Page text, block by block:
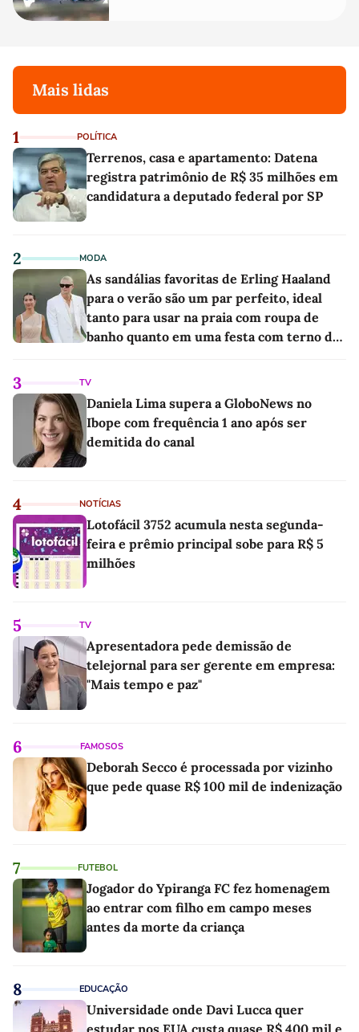
Mais lidas
1 POLÍTICA
Terrenos, casa e apartamento: Datena
registra patrimônio de R$ 35 milhões em
candidatura a deputado federal por SP
2 MODA
As sandálias favoritas de Erling Haaland
para o verão são um par perfeito, ideal
tanto para usar na praia com roupa de
banho quanto em uma festa com terno de
3 TV
Daniela Lima supera a GloboNews no
Ibope com frequência 1 ano após ser
demitida do canal
4 NOTÍCIAS
Lotofácil 3752 acumula nesta segunda-
feira e prêmio principal sobe para R$ 5
milhões
5 TV
Apresentadora pede demissão de
telejornal para ser gerente em empresa:
"Mais tempo e paz"
6 FAMOSOS
Deborah Secco é processada por vizinho
que pede quase R$ 100 mil de indenização
7 FUTEBOL
Jogador do Ypiranga FC fez homenagem
ao entrar com filho em campo meses
antes da morte da criança
8 EDUCAÇÃO
Universidade onde Davi Lucca quer